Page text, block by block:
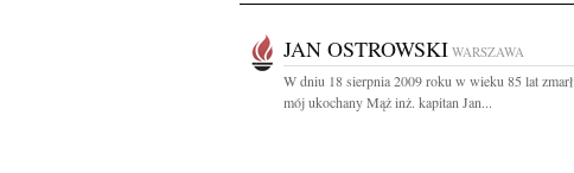
JAN OSTROWSKI WARSZAWA
W dniu 18 sierpnia 2009 roku w wieku 85 lat zmarł
mój ukochany Mąż inż. kapitan Jan...